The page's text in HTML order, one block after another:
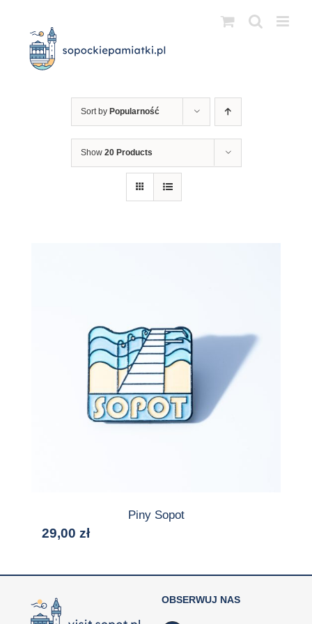
zawartości
Sort by Popularność
Show 20 Products
Piny Sopot
29,00 zł
OBSERWUJ NAS